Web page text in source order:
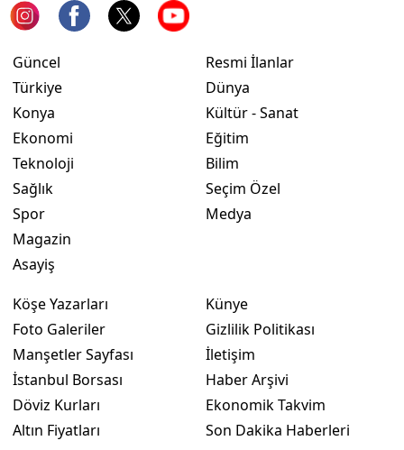
Karabük
Osmaniye
Güncel
Türkiye
Konya
Ekonomi
Teknoloji
Sağlık
Spor
Magazin
Asayiş
Resmi İlanlar
Dünya
Kültür - Sanat
Eğitim
Bilim
Seçim Özel
Medya
Köşe Yazarları
Foto Galeriler
Manşetler Sayfası
İstanbul Borsası
Döviz Kurları
Altın Fiyatları
Künye
Gizlilik Politikası
İletişim
Haber Arşivi
Ekonomik Takvim
Son Dakika Haberleri